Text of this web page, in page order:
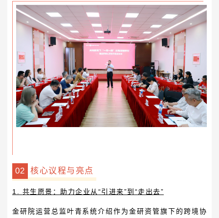
02 核心议程与亮点
1. 共生愿景 ： 助力企业 从 “引进来”到“走出去”
金研院运营总监叶青系统介绍作为金研资管旗下的跨境协